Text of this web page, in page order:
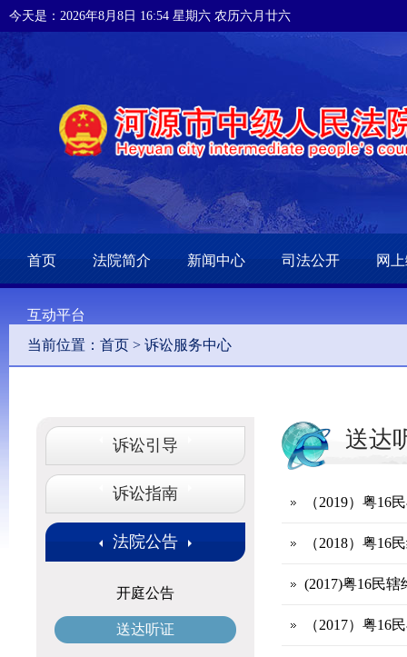
今天是：2026年8月8日 16:54 星期六 农历六月廿六
首页 法院简介 新闻中心 司法公开 网
互动平台
当前位置： 首页 > 诉讼服务中心
诉讼引导
诉讼指南
法院公告
开庭公告
送达听证
送达
（2019）粤16
（2018）粤16
(2017)粤16民
（2017）粤16